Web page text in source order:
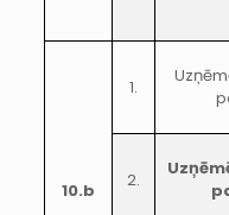
10.b
1.
2.